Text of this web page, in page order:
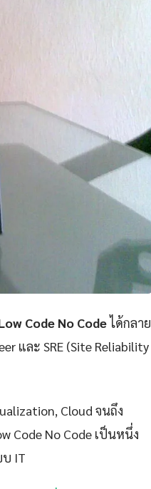
Code No Codeได้กลาย
และ SRE (Site Reliability
Cloud จนถึง
Code No Code เป็นหนึ่ง
IT